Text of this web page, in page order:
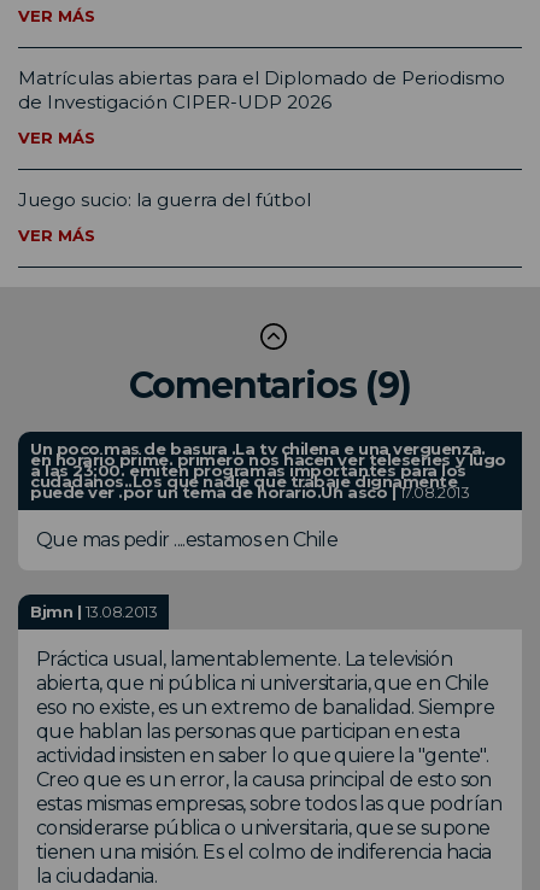
VER MÁS
Matrículas abiertas para el Diplomado de Periodismo
de Investigación CIPER-UDP 2026
VER MÁS
Juego sucio: la guerra del fútbol
VER MÁS
Comentarios (9)
Un poco mas de basura .La tv chilena e una verguenza.
en horario prime. primero nos hacen ver teleseries y lugo
a las 23;00. emiten programas importantes para los
cudadanos..Los que nadie que trabaje dignamente
puede ver .por un tema de horario.Un asco |17.08.2013
Que mas pedir ....estamos en Chile
Bjmn | 13.08.2013
Práctica usual, lamentablemente. La televisión
abierta, que ni pública ni universitaria, que en Chile
eso no existe, es un extremo de banalidad. Siempre
que hablan las personas que participan en esta
actividad insisten en saber lo que quiere la "gente".
Creo que es un error, la causa principal de esto son
estas mismas empresas, sobre todos las que podrían
considerarse pública o universitaria, que se supone
tienen una misión. Es el colmo de indiferencia hacia
la ciudadania.